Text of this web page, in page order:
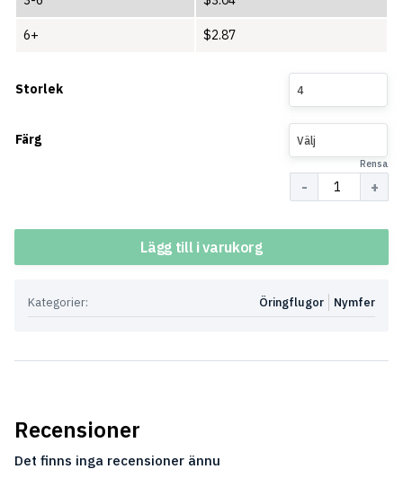
6+ $2.87
Storlek 4
Färg Välj
Rensa
Lägg till i varukorg
Kategorier: Nymfer
Öringflugor
Recensioner
Det finns inga recensioner ännu